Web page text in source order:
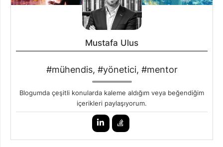
Mustafa Ulus
#mühendis, #yönetici, #mentor
Blogumda çeşitli konularda kaleme aldığım veya beğendiğim
içerikleri paylaşıyorum.